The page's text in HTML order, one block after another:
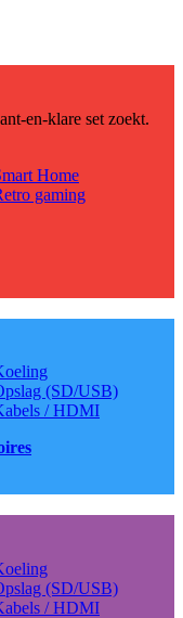
en-klare set zoekt.
Home
gaming
(SD/USB)
/ HDMI
(SD/USB)
/ HDMI